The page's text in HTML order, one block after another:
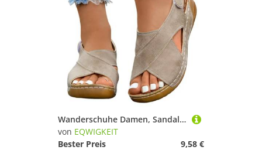
Wanderschuhe Damen, Sandalen Damen Sommer Orthopädische Schuhe Plateau Römersandalen Bequeme Breite Füße Strandsandalen Mit Weiche Fussbett Sandaletten Casual Sommerschuhe
von EQWIGKEIT
Bester Preis
9,58 €